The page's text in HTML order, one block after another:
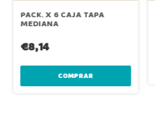
PACK. X 6 CAJA TAPA
MEDIANA
€8,14